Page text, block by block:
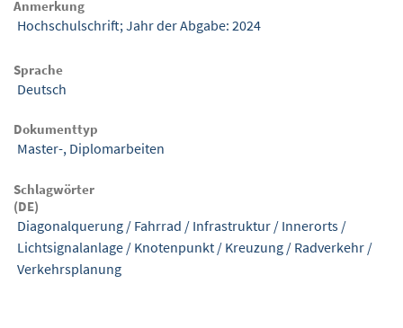
Anmerkung
Hochschulschrift; Jahr der Abgabe: 2024
Sprache
Deutsch
Dokumenttyp
Master-, Diplomarbeiten
Schlagwörter
(DE)
Diagonalquerung / Fahrrad / Infrastruktur / Innerorts /
Lichtsignalanlage / Knotenpunkt / Kreuzung / Radverkehr /
Verkehrsplanung